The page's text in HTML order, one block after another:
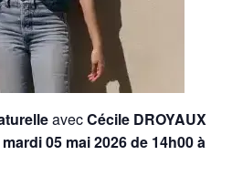
avecCécile DROYAUX
mardi 05 mai 2026 de 14h00 à